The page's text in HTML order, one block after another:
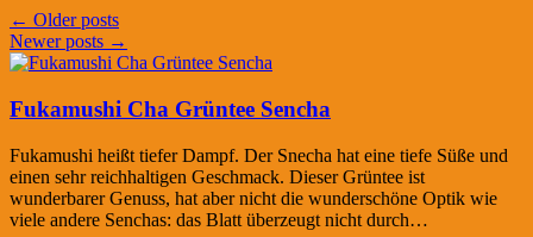
← Older posts
Newer posts →
Fukamushi Cha Grüntee Sencha
Fukamushi heißt tiefer Dampf. Der Snecha hat eine tiefe Süße und
einen sehr reichhaltigen Geschmack. Dieser Grüntee ist
wunderbarer Genuss, hat aber nicht die wunderschöne Optik wie
viele andere Senchas: das Blatt überzeugt nicht durch…